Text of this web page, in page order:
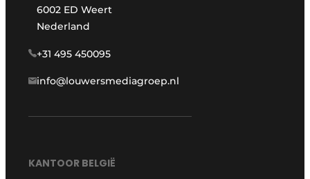
6002 ED Weert
Nederland
+31 495 450095
info@louwersmediagroep.nl
KANTOOR BELGIË